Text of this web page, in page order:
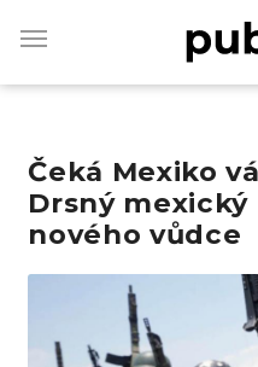
main
Čeká Mexiko
Drsný
nového vůdce
Obrázek
Vyhledávejte na